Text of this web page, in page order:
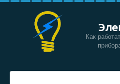
Перейти
Как
Поиск: